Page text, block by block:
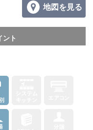
地図を見る
ント